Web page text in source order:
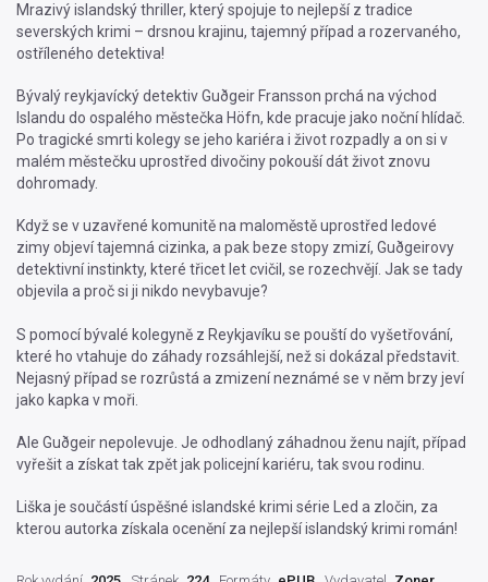
Mrazivý islandský thriller, který spojuje to nejlepší z tradice
severských krimi – drsnou krajinu, tajemný případ a rozervaného,
ostříleného detektiva!
Bývalý reykjavícký detektiv Guðgeir Fransson prchá na východ
Islandu do ospalého městečka Höfn, kde pracuje jako noční hlídač.
Po tragické smrti kolegy se jeho kariéra i život rozpadly a on si v
malém městečku uprostřed divočiny pokouší dát život znovu
dohromady.
Když se v uzavřené komunitě na maloměstě uprostřed ledové
zimy objeví tajemná cizinka, a pak beze stopy zmizí, Guðgeirovy
detektivní instinkty, které třicet let cvičil, se rozechvějí. Jak se tady
objevila a proč si ji nikdo nevybavuje?
S pomocí bývalé kolegyně z Reykjavíku se pouští do vyšetřování,
které ho vtahuje do záhady rozsáhlejší, než si dokázal představit.
Nejasný případ se rozrůstá a zmizení neznámé se v něm brzy jeví
jako kapka v moři.
Ale Guðgeir nepolevuje. Je odhodlaný záhadnou ženu najít, případ
vyřešit a získat tak zpět jak policejní kariéru, tak svou rodinu.
Liška je součástí úspěšné islandské krimi série Led a zločin, za
kterou autorka získala ocenění za nejlepší islandský krimi román!